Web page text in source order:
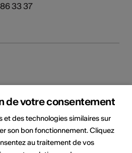
33 37
de votre consentement
et des technologies similaires sur
son bon fonctionnement. Cliquez
au traitement de vos